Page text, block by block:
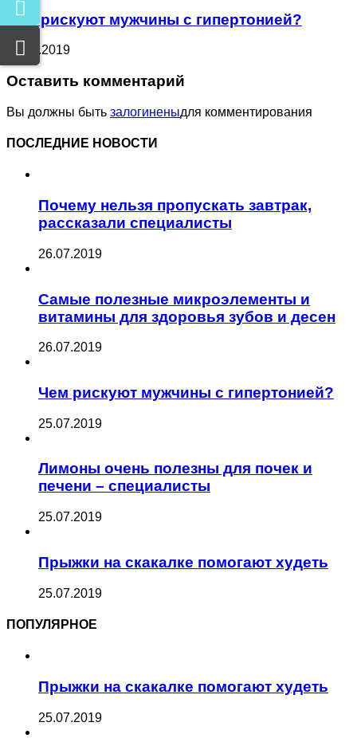
Чем рискуют мужчины с гипертонией?
25.07.2019
Оставить комментарий
Вы должны быть залогиненыдля комментирования
ПОСЛЕДНИЕ НОВОСТИ
Почему нельзя пропускать завтрак,
рассказали специалисты
26.07.2019
Самые полезные микроэлементы и
витамины для здоровья зубов и десен
26.07.2019
Чем рискуют мужчины с гипертонией?
25.07.2019
Лимоны очень полезны для почек и
печени – специалисты
25.07.2019
Прыжки на скакалке помогают худеть
25.07.2019
ПОПУЛЯРНОЕ
Прыжки на скакалке помогают худеть
25.07.2019